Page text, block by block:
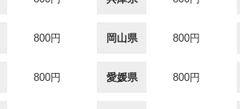
800円 岡山県 800円
800円 愛媛県 800円